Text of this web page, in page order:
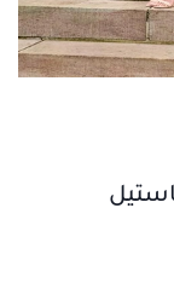
الباستيل